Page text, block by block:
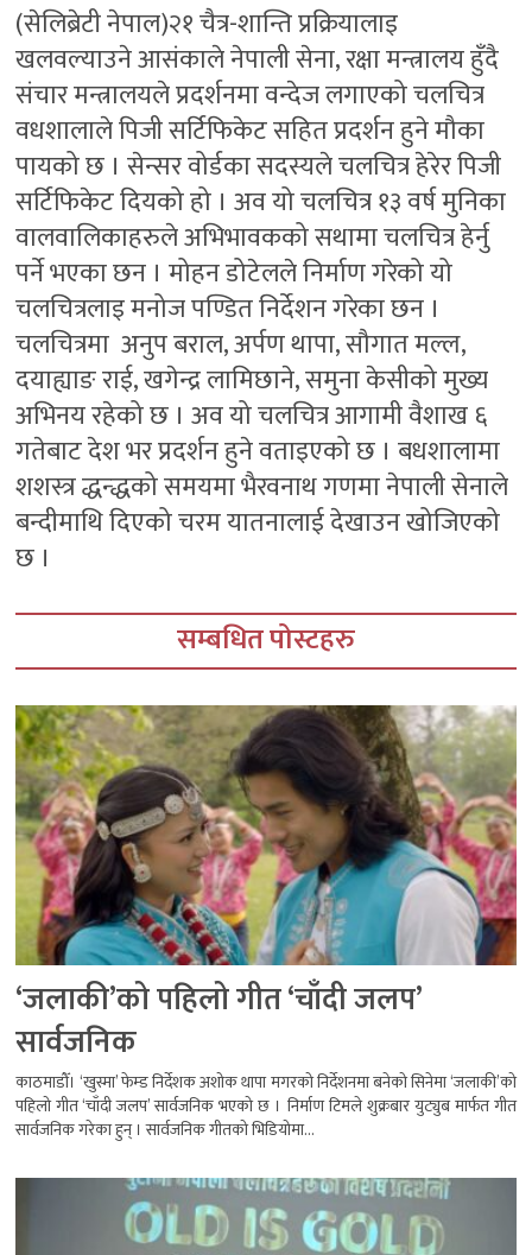
(सेलिब्रेटी नेपाल)२१ चैत्र-शान्ति प्रक्रियालाइ
खलवल्याउने आसंकाले नेपाली सेना, रक्षा मन्त्रालय हुँदै
संचार मन्त्रालयले प्रदर्शनमा वन्देज लगाएको चलचित्र
वधशालाले पिजी सर्टिफिकेट सहित प्रदर्शन हुने मौका
पायको छ । सेन्सर वोर्डका सदस्यले चलचित्र हेरेर पिजी
सर्टिफिकेट दियको हो । अव यो चलचित्र १३ वर्ष मुनिका
वालवालिकाहरुले अभिभावकको सथामा चलचित्र हेर्नु
पर्ने भएका छन । मोहन डोटेलले निर्माण गरेको यो
चलचित्रलाइ मनोज पण्डित निर्देशन गरेका छन ।
चलचित्रमा अनुप बराल, अर्पण थापा, सौगात मल्ल,
दयाह्याङ राई, खगेन्द्र लामिछाने, समुना केसीको मुख्य
अभिनय रहेको छ । अव यो चलचित्र आगामी वैशाख ६
गतेबाट देश भर प्रदर्शन हुने वताइएको छ । बधशालामा
शशस्त्र द्धन्द्धको समयमा भैरवनाथ गणमा नेपाली सेनाले
बन्दीमाथि दिएको चरम यातनालाई देखाउन खोजिएको
छ ।
सम्बधित पोस्टहरु
‘जलाकी’को पहिलो गीत ‘चाँदी जलप’
सार्वजनिक
काठमाडौँ। ‘खुस्मा’ फेम्ड निर्देशक अशोक थापा मगरको निर्देशनमा बनेको सिनेमा ‘जलाकी’को
पहिलो गीत ‘चाँदी जलप’ सार्वजनिक भएको छ । निर्माण टिमले शुक्रबार युट्युब मार्फत गीत
सार्वजनिक गरेका हुन् । सार्वजनिक गीतको भिडियोमा...